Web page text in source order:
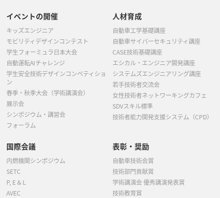
イベントの開催
キッズエンジニア
モビリティデザインコンテスト
学生フォーミュラ日本大会
自動運転AIチャレンジ
学生安全技術デザインコンペティショ
ン
春季・秋季大会（学術講演会）
展示会
シンポジウム・講習会
フォーラム
人材育成
自動車工学基礎講座
自動車サイバーセキュリティ講座
CASE技術基礎講座
エシカル・エンジニア開発講座
システムズエンジニアリング講座
若手技術者交流会
女性技術者ネットワーキングカフェ
SDVスキル標準
技術者能力開発支援システム（CPD）
国際会議
内燃機関シンポジウム
SETC
P, E & L
AVEC
表彰・奨励
自動車技術会賞
技術部門貢献賞
学術講演会 優秀講演発表賞
技術教育賞